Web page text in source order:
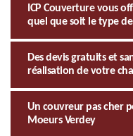
ICP Couverture vous
quel que soit le type
Des devis gratuits et
réalisation de votre
Un couvreur pas cher
Moeurs Verdey